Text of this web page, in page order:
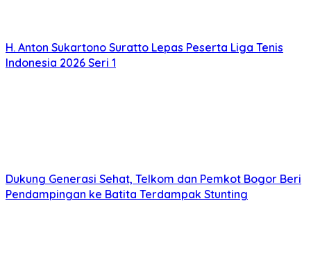
H. Anton Sukartono Suratto Lepas Peserta Liga Tenis
Indonesia 2026 Seri 1
Dukung Generasi Sehat, Telkom dan Pemkot Bogor Beri
Pendampingan ke Batita Terdampak Stunting